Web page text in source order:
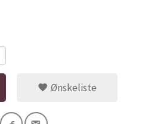
Ønskeliste